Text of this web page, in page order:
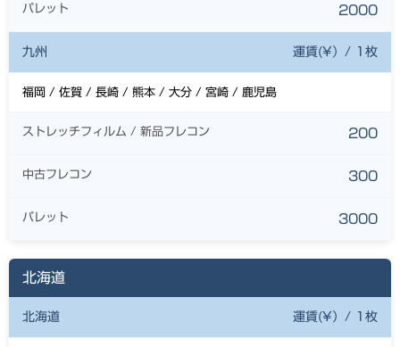
パレット 2000
九州 運賃(¥）/ 1枚
福岡 / 佐賀 / 長崎 / 熊本 / 大分 / 宮崎 / 鹿児島
ストレッチフィルム / 新品フレコン 200
中古フレコン 300
パレット 3000
北海道
北海道 運賃(¥）/ 1枚